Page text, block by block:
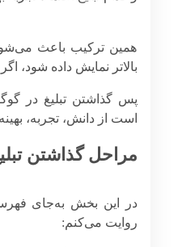
همین ترکیب باعث می‌شود
بالاتر نمایش داده شود،
پس گذاشتن تبلیغ در
است از دانش، تجربه،
مراحل گذاشتن
در این بخش به‌جای
روایت می‌کنم: